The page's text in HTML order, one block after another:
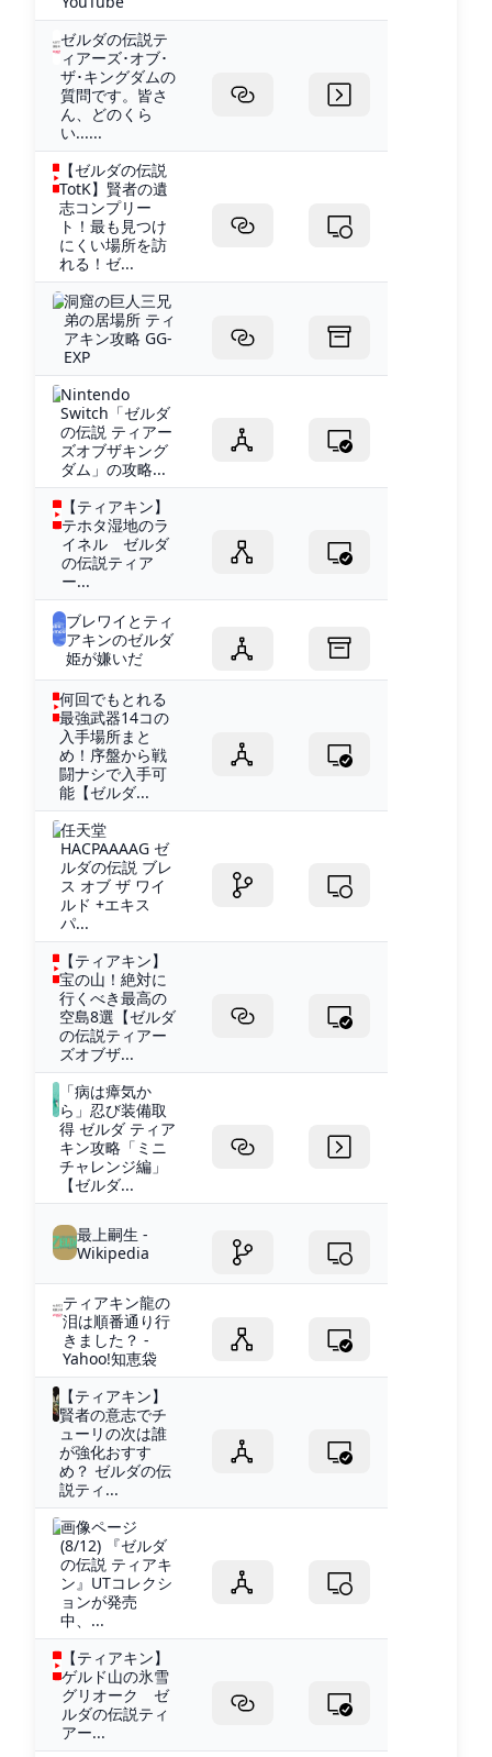
ゼルダの伝説テ
ィアーズ･オブ･
ザ･キングダムの
質問です。皆さ
ん、どのくら
い......
【ゼルダの伝説
TotK】賢者の遺
志コンプリー
ト！最も見つけ
にくい場所を訪
れる！ゼ...
洞窟の巨人三兄
弟の居場所 ティ
アキン攻略 GG-
EXP
Nintendo
Switch「ゼルダ
の伝説 ティアー
ズオブザキング
ダム」の攻略...
【ティアキン】
テホタ湿地のラ
イネル ゼルダ
の伝説ティア
ー...
ブレワイとティ
アキンのゼルダ
姫が嫌いだ
何回でもとれる
最強武器14コの
入手場所まと
め！序盤から戦
闘ナシで入手可
能【ゼルダ...
任天堂
HACPAAAAG ゼ
ルダの伝説 ブレ
ス オブ ザ ワイ
ルド +エキス
パ...
【ティアキン】
宝の山！絶対に
行くべき最高の
空島8選【ゼルダ
の伝説ティアー
ズオブザ...
「病は瘴気か
ら」忍び装備取
得 ゼルダ ティア
キン攻略「ミニ
チャレンジ編」
【ゼルダ...
最上嗣生 -
Wikipedia
ティアキン龍の
泪は順番通り行
きました？ -
Yahoo!知恵袋
【ティアキン】
賢者の意志でチ
ューリの次は誰
が強化おすす
め？ ゼルダの伝
説ティ...
画像ページ
(8/12) 『ゼルダ
の伝説 ティアキ
ン』UTコレクシ
ョンが発売
中、...
【ティアキン】
ゲルド山の氷雪
グリオーク ゼ
ルダの伝説ティ
アー...